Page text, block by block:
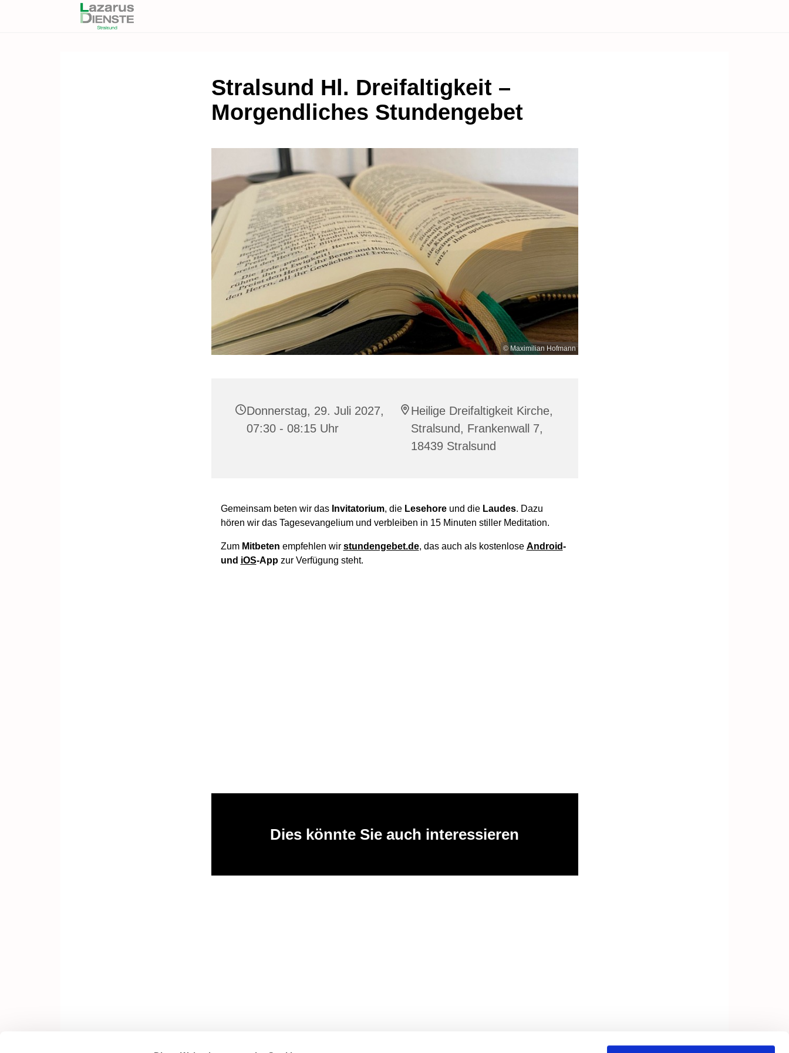
Stralsund Hl. Dreifaltigkeit –
Morgendliches Stundengebet
© Maximilian Hofmann
Donnerstag, 29. Juli 2027,
07:30 - 08:15 Uhr
Heilige Dreifaltigkeit Kirche,
Stralsund, Frankenwall 7,
18439 Stralsund
Gemeinsam beten wir das Invitatorium, die Lesehoreund die Laudes. Dazu
hören wir das Tagesevangelium und verbleiben in 15 Minuten stiller Meditation.
Zum Mitbeten empfehlen wir stundengebet.de, das auch als kostenlose Android-
und iOS-Appzur Verfügung steht.
Dies könnte Sie auch interessieren